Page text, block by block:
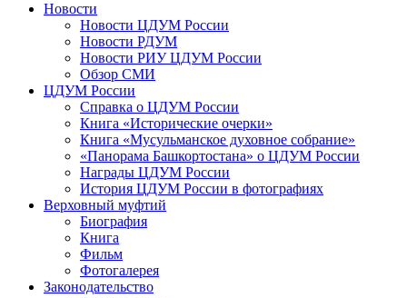
Новости
Новости ЦДУМ России
Новости РДУМ
Новости РИУ ЦДУМ России
Обзор СМИ
ЦДУМ России
Справка о ЦДУМ России
Книга «Исторические очерки»
Книга «Мусульманское духовное собрание»
«Панорама Башкортостана» о ЦДУМ России
Награды ЦДУМ России
История ЦДУМ России в фотографиях
Верховный муфтий
Биография
Книга
Фильм
Фотогалерея
Законодательство